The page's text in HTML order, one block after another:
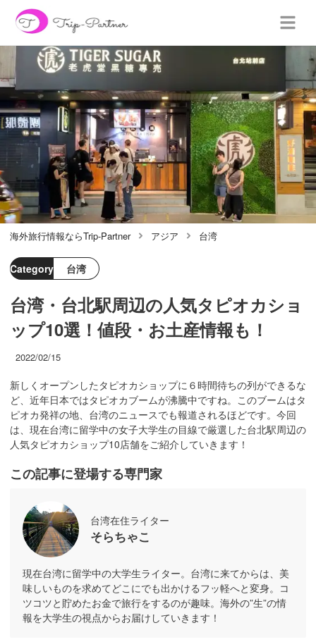
海外旅行情報ならTrip-Partner アジア 台湾
Category 台湾
台湾・台北駅周辺の人気タピオカショ
ップ10選！値段・お土産情報も！
2022/02/15
新しくオープンしたタピオカショップに６時間待ちの列ができるな
ど、近年日本ではタピオカブームが沸騰中ですね。このブームはタ
ピオカ発祥の地、台湾のニュースでも報道されるほどです。今回
は、現在台湾に留学中の女子大学生の目線で厳選した台北駅周辺の
人気タピオカショップ10店舗をご紹介していきます！
この記事に登場する専門家
台湾在住ライター
そらちゃこ
現在台湾に留学中の大学生ライター。台湾に来てからは、美
味しいものを求めてどこにでも出かけるフッ軽へと変身。コ
ツコツと貯めたお金で旅行をするのが趣味。海外の”生”の情
報を大学生の視点からお届けしていきます！